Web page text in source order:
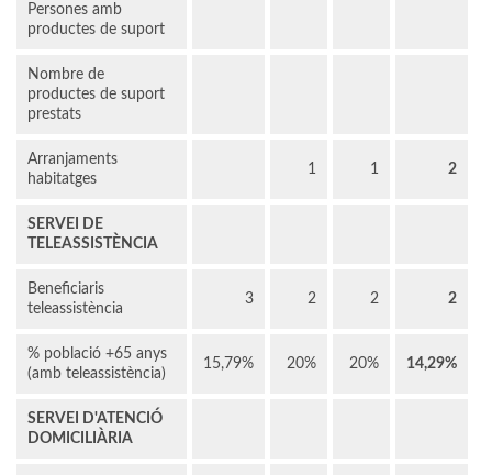
Persones amb
productes de suport
Nombre de
productes de suport
prestats
Arranjaments
habitatges
1 1 2
SERVEI DE
TELEASSISTÈNCIA
Beneficiaris
teleassistència
3 2 2 2
% població +65 anys
(amb teleassistència)
15,79% 20% 20% 14,29%
SERVEI D'ATENCIÓ
DOMICILIÀRIA